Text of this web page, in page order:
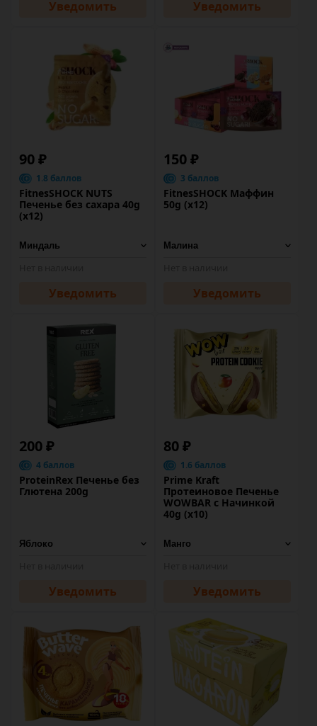
Уведомить Уведомить
90 ₽
1.8 баллов
FitnesSHOCK NUTS
Печенье без сахара 40g
(х12)
Уведомить
150 ₽
3 баллов
FitnesSHOCK Маффин
50g (х12)
Уведомить
200 ₽
4 баллов
ProteinRex Печенье без
Глютена 200g
Уведомить
80 ₽
1.6 баллов
Prime Kraft
Протеиновое Печенье
WOWBAR с Начинкой
40g (х10)
Уведомить